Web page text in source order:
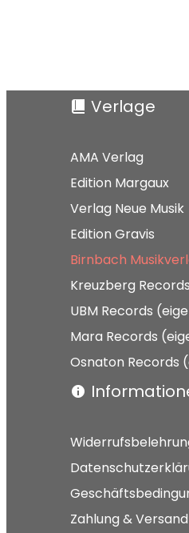
Verlage
AMA Verlag
Edition Margaux
Verlag Neue Musik
Edition Gravis
Birnbach
Kreuzberg Records
UBM Records
Mara Records
Osnaton Records
Zahlung & Versand